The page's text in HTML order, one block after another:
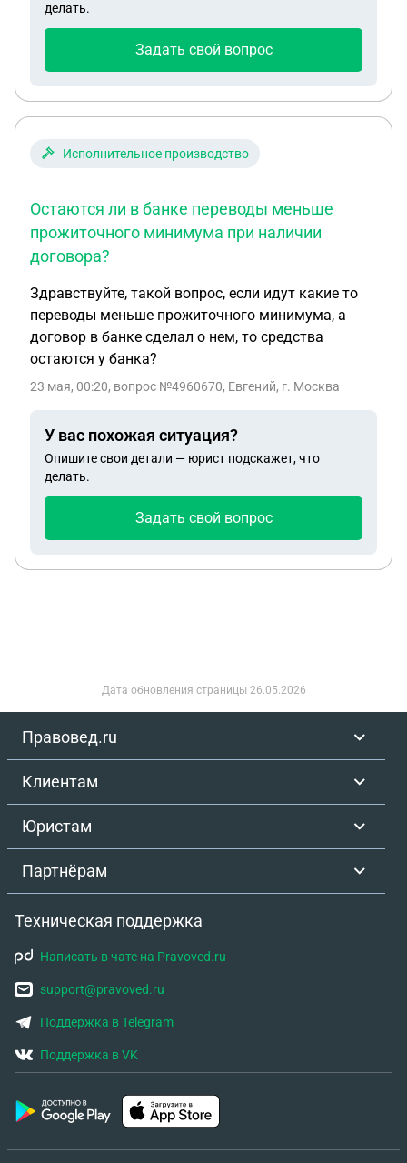
делать.
Задать свой вопрос
Исполнительное производство
Остаются ли в банке переводы меньше
прожиточного минимума при наличии
договора?
Здравствуйте, такой вопрос, если идут какие то
переводы меньше прожиточного минимума, а
договор в банке сделал о нем, то средства
остаются у банка?
23 мая, 00:20, вопрос №4960670, Евгений, г. Москва
У вас похожая ситуация?
Опишите свои детали — юрист подскажет, что
делать.
Задать свой вопрос
Дата обновления страницы 26.05.2026
Правовед.ru
Клиентам
Юристам
Партнёрам
Техническая поддержка
Написать в чате на Pravoved.ru
support@pravoved.ru
Поддержка в Telegram
Поддержка в VK